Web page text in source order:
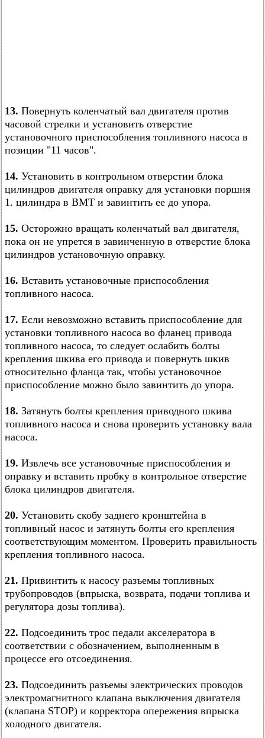
13. Повернуть коленчатый вал двигателя против
часовой стрелки и установить отверстие
установочного приспособления топливного насоса в
позиции "11 часов".
14. Установить в контрольном отверстии блока
цилиндров двигателя оправку для установки поршня
1. цилиндра в ВМТ и завинтить ее до упора.
15. Осторожно вращать коленчатый вал двигателя,
пока он не упрется в завинченную в отверстие блока
цилиндров установочную оправку.
16. Вставить установочные приспособления
топливного насоса.
17. Если невозможно вставить приспособление для
установки топливного насоса во фланец привода
топливного насоса, то следует ослабить болты
крепления шкива его привода и повернуть шкив
относительно фланца так, чтобы установочное
приспособление можно было завинтить до упора.
18. Затянуть болты крепления приводного шкива
топливного насоса и снова проверить установку вала
насоса.
19. Извлечь все установочные приспособления и
оправку и вставить пробку в контрольное отверстие
блока цилиндров двигателя.
20. Установить скобу заднего кронштейна в
топливный насос и затянуть болты его крепления
соответствующим моментом. Проверить правильность
крепления топливного насоса.
21. Привинтить к насосу разъемы топливных
трубопроводов (впрыска, возврата, подачи топлива и
регулятора дозы топлива).
22. Подсоединить трос педали акселератора в
соответствии с обозначением, выполненным в
процессе его отсоединения.
23. Подсоединить разъемы электрических проводов
электромагнитного клапана выключения двигателя
(клапана STOP) и корректора опережения впрыска
холодного двигателя.